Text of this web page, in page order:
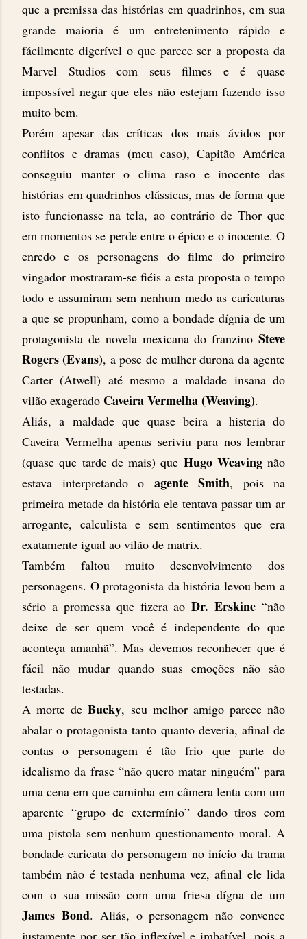
que a premissa das histórias em quadrinhos, em sua
grande maioria é um entretenimento rápido e
fácilmente digerível o que parece ser a proposta da
Marvel Studios com seus filmes e é quase
impossível negar que eles não estejam fazendo isso
muito bem.
Porém apesar das críticas dos mais ávidos por
conflitos e dramas (meu caso), Capitão América
conseguiu manter o clima raso e inocente das
histórias em quadrinhos clássicas, mas de forma que
isto funcionasse na tela, ao contrário de Thor que
em momentos se perde entre o épico e o inocente. O
enredo e os personagens do filme do primeiro
vingador mostraram-se fiéis a esta proposta o tempo
todo e assumiram sem nenhum medo as caricaturas
a que se propunham, como a bondade dígnia de um
protagonista de novela mexicana do franzino Steve
Rogers (Evans), a pose de mulher durona da agente
Carter (Atwell) até mesmo a maldade insana do
vilão exagerado Caveira Vermelha (Weaving).
Aliás, a maldade que quase beira a histeria do
Caveira Vermelha apenas seriviu para nos lembrar
(quase que tarde de mais) que Hugo Weavingnão
estava interpretando o agente Smith, pois na
primeira metade da história ele tentava passar um ar
arrogante, calculista e sem sentimentos que era
exatamente igual ao vilão de matrix.
Também faltou muito desenvolvimento dos
personagens. O protagonista da história levou bem a
sério a promessa que fizera ao Dr. Erskine “não
deixe de ser quem você é independente do que
aconteça amanhã”. Mas devemos reconhecer que é
fácil não mudar quando suas emoções não são
testadas.
A morte deBucky, seu melhor amigo parece não
abalar o protagonista tanto quanto deveria, afinal de
contas o personagem é tão frio que parte do
idealismo da frase “não quero matar ninguém” para
uma cena em que caminha em câmera lenta com um
aparente “grupo de extermínio” dando tiros com
uma pistola sem nenhum questionamento moral. A
bondade caricata do personagem no início da trama
também não é testada nenhuma vez, afinal ele lida
com o sua missão com uma friesa dígna de um
James Bond. Aliás, o personagem não convence